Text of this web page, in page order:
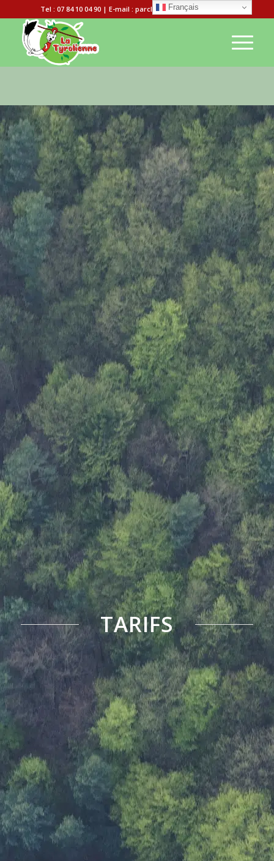
Tel : 07 84 10 04 90 | E-mail : parclatyrolienne@gmail.com
TARIFS
Français